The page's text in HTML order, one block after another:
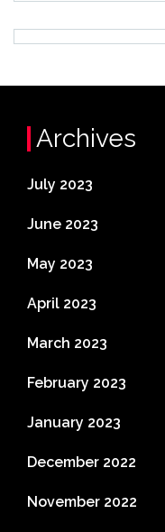
Archives
July 2023
June 2023
May 2023
April 2023
March 2023
February 2023
January 2023
December 2022
November 2022